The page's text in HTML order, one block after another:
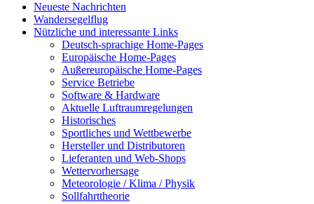
Neueste Nachrichten
Wandersegelflug
Nützliche und interessante Links
Deutsch-sprachige Home-Pages
Europäische Home-Pages
Außereuropäische Home-Pages
Service Betriebe
Software & Hardware
Aktuelle Luftraumregelungen
Historisches
Sportliches und Wettbewerbe
Hersteller und Distributoren
Lieferanten und Web-Shops
Wettervorhersage
Meteorologie / Klima / Physik
Sollfahrttheorie